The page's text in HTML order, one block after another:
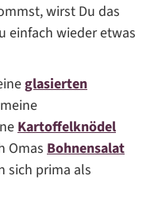
wirst Du das
einfach wieder etwas
glasierten
meine
Kartoffelknödel
Omas Bohnensalat
sich prima als